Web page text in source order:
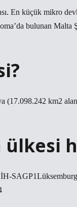
En küçük mikro
bulunan
(17.098.242 km2
ülkesi